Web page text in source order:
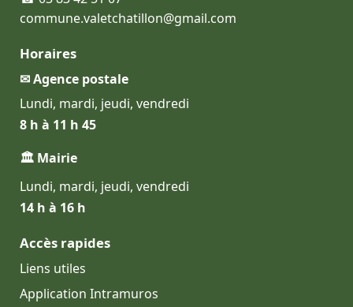
commune.valetchatillon@gmail.com
Horaires
✉ Agence postale
Lundi, mardi, jeudi, vendredi
8 h à 11 h 45
🏛 Mairie
Lundi, mardi, jeudi, vendredi
14 h à 16 h
Accès rapides
Liens utiles
Application Intramuros